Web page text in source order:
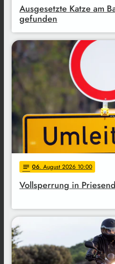
Ausgesetzte Katze am
gefunden
notes 06. August 2026 10:00
Vollsperrung in